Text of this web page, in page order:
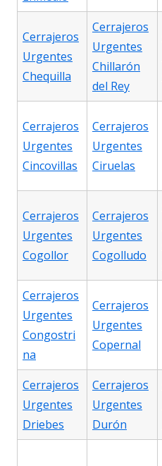
Cerrajeros
Urgentes
Chequilla
Cerrajeros
Urgentes
Chillarón
del Rey
Cerrajeros
Urgentes
Cincovillas
Cerrajeros
Urgentes
Ciruelas
Cerrajeros
Urgentes
Cogollor
Cerrajeros
Urgentes
Cogolludo
Cerrajeros
Urgentes
Congostri
na
Cerrajeros
Urgentes
Copernal
Cerrajeros
Urgentes
Driebes
Cerrajeros
Urgentes
Durón